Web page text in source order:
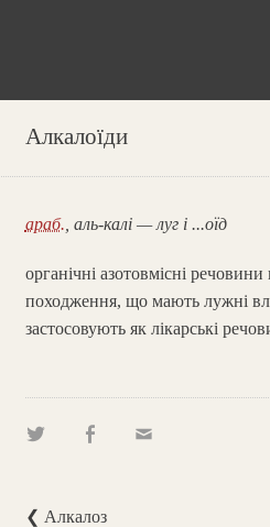
Алкалоїди
араб. , аль-калі — луг і ...оїд
органічні азотовмісні
походження, що мають лужні
застосовують як лікарські
❮ Алкалоз